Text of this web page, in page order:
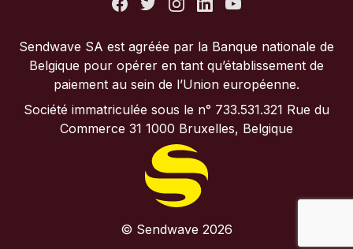
Italie
Portugal
Royaume-Uni
Sendwave SA est agréée par la Banque nationale de
Belgique pour opérer en tant qu’établissement de
paiement au sein de l’Union européenne.
Société immatriculée sous le n° 733.531.321 Rue du
Commerce 31 1000 Bruxelles, Belgique
© Sendwave 2026